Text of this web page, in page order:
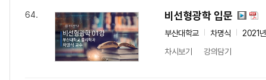
64. 비선형광학 입문
부산대학교 차명식
2021
차시보기
강의담기